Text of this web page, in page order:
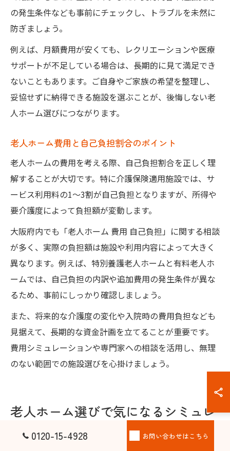
の発生条件なども事前にチェックし、トラブルを未然に
防ぎましょう。
例えば、月額費用が安くても、レクリエーションや医療
サポートが不足している場合は、長期的に見て満足でき
ないこともあります。ご自身やご家族の希望を整理し、
妥協せずに納得できる施設を選ぶことが、後悔しない老
人ホーム選びにつながります。
老人ホーム費用と自己負担割合のポイント
老人ホームの費用を考える際、自己負担割合を正しく理
解することが大切です。特に介護保険適用施設では、サ
ービス利用料の1～3割が自己負担となりますが、所得や
要介護度によって負担額が変動します。
大阪府内でも「老人ホーム 費用 自己負担」に関する相談
が多く、実際の負担額は施設や利用内容によって大きく
異なります。例えば、特別養護老人ホームと有料老人ホ
ームでは、自己負担の内訳や追加費用の発生条件が異な
るため、事前にしっかり確認しましょう。
また、将来的な介護度の変化や入院時の費用負担なども
見据えて、長期的な資金計画を立てることが重要です。
費用シミュレーションや専門家への相談を活用し、無理
のない範囲での施設選びを心掛けましょう。
老人ホーム選びで気になるシミュレ
ーション活用法
0120-15-4928 お問い合わせはこちら